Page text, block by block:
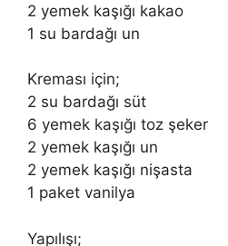
2 yemek kaşığı kakao
1 su bardağı un
Kreması için;
2 su bardağı süt
6 yemek kaşığı toz şeker
2 yemek kaşığı un
2 yemek kaşığı nişasta
1 paket vanilya
Yapılışı;